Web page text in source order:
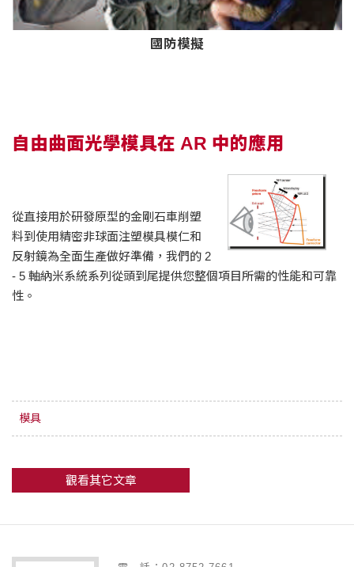
國防模擬
自由曲面光學模具在 AR 中的應用
從直接用於研發原型的金剛石車削塑
料到使用精密非球面注塑模具模仁和
反射鏡為全面生產做好準備，我們的 2
- 5 軸納米系統系列從頭到尾提供您整個項目所需的性能和可靠
性。
模具
觀看其它文章